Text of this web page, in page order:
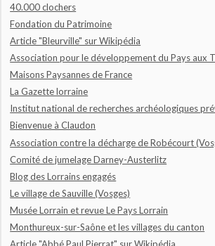
40.000 clochers
Fondation du Patrimoine
Article "Bleurville" sur Wikipédia
Association pour le développement du Pays aux
Maisons Paysannes de France
La Gazette lorraine
Institut national de recherches archéologiques
Bienvenue à Claudon
Association contre la décharge de Robécourt
Comité de jumelage Darney-Austerlitz
Blog des Lorrains engagés
Le village de Sauville (Vosges)
Musée Lorrain et revue Le Pays Lorrain
Monthureux-sur-Saône et les villages du canton